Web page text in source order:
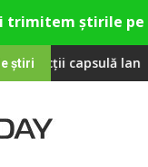
știri
lansate cu Gina,
Peste 100 000